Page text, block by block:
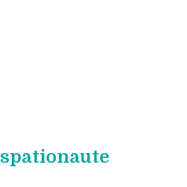
spationaute